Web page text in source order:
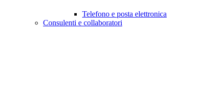
Telefono e posta elettronica
Consulenti e collaboratori